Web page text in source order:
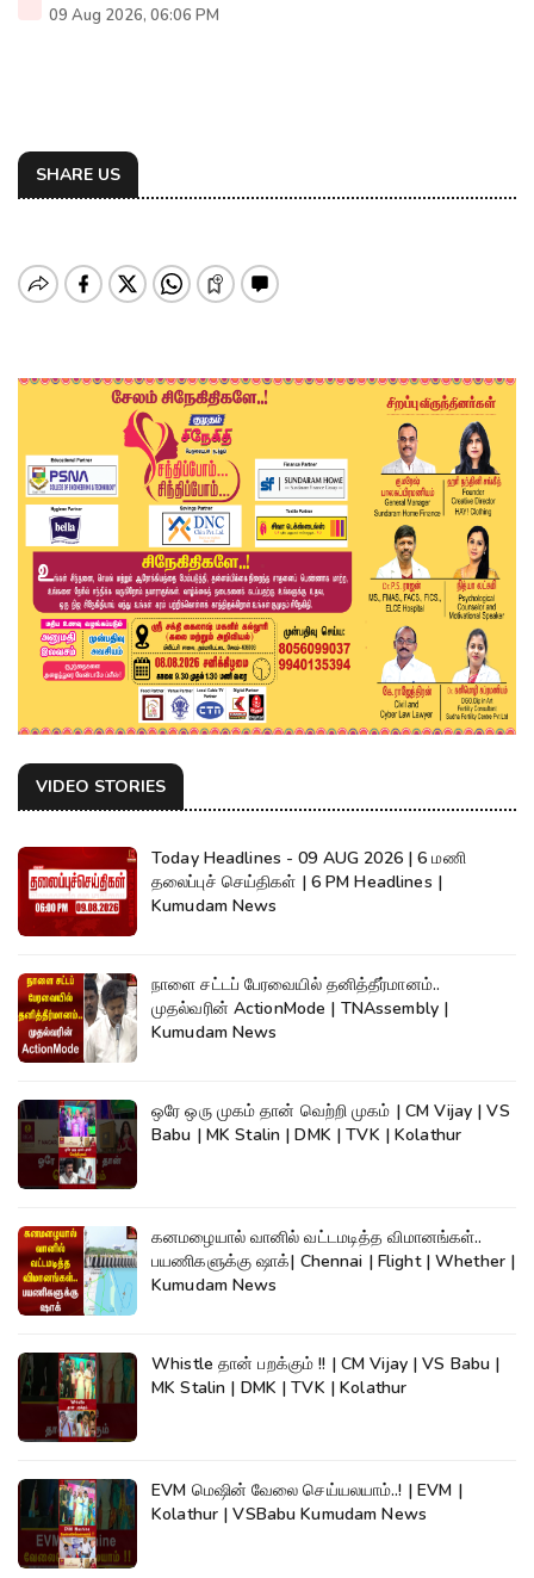
09 Aug 2026, 06:06 PM
SHARE US
VIDEO STORIES
Today Headlines - 09 AUG 2026 | 6 மணி
தலைப்புச் செய்திகள் | 6 PM Headlines |
Kumudam News
நாளை சட்டப் பேரவையில் தனித்தீர்மானம்..
முதல்வரின் ActionMode | TNAssembly |
Kumudam News
ஒரே ஒரு முகம் தான் வெற்றி முகம் | CM Vijay | VS
Babu | MK Stalin | DMK | TVK | Kolathur
கனமழையால் வானில் வட்டமடித்த விமானங்கள்..
பயணிகளுக்கு ஷாக்| Chennai | Flight | Whether |
Kumudam News
Whistle தான் பறக்கும் !! | CM Vijay | VS Babu |
MK Stalin | DMK | TVK | Kolathur
EVM மெஷின் வேலை செய்யலயாம்..! | EVM |
Kolathur | VSBabu Kumudam News